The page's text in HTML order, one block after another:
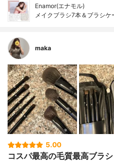
Enamor(エナモル)
メイクブラシ7本＆ブラシケ
maka
5.00
コスパ最高の毛質最高ブラシ